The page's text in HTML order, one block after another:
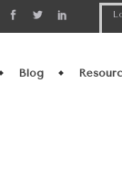
Blog